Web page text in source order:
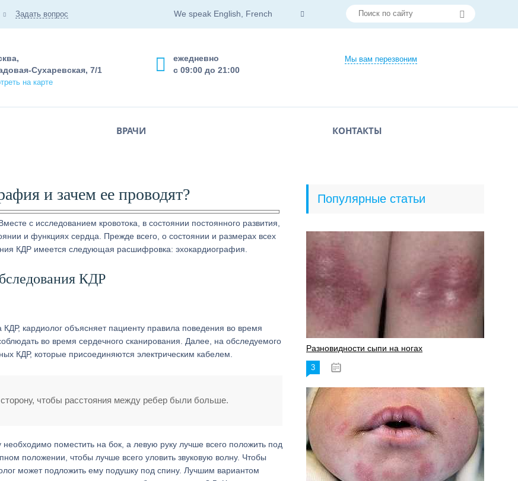
Задать вопрос We speak English, French
Мы вам перезвоним
ежедневно
с 09:00 до 21:00
Сухаревская, 7/1
на карте
ВРАЧИ КОНТАКТЫ
и зачем ее проводят?
с исследованием кровотока, в состоянии постоянного развития,
и функциях сердца. Прежде всего, о состоянии и размерах всех
КДР имеется следующая расшифровка: эхокардиография.
КДР
кардиолог объясняет пациенту правила поведения во время
во время сердечного сканирования. Далее, на обследуемого
КДР, которые присоединяются электрическим кабелем.
чтобы расстояния между ребер были больше.
поместить на бок, а левую руку лучше всего положить под
положении, чтобы лучше всего уловить звуковую волну. Чтобы
может подложить ему подушку под спину. Лучшим вариантом
Популярные статьи
Разновидности сыпи на ногах
3